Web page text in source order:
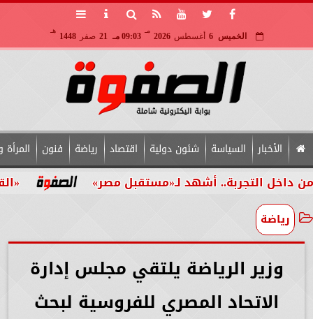
الخميس 6 أغسطس 2026
مـ
09:03 مـ 21 صفر 1448
هـ
الأخبار السياسة شئون دولية اقتصاد رياضة فنون
«القومي أشهد لـ«مستقبل مصر»
رياضة
وزير الرياضة يلتقي مجلس إدارة
الاتحاد المصري للفروسية لبحث